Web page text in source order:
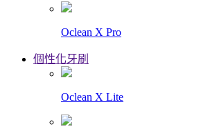
Oclean X Pro
個性化牙刷
Oclean X Lite